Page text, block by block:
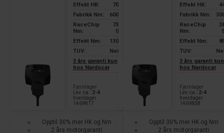
Effekt HK:
70
Fabrikk Nm:
600
RaceChip
Nm:
73
0
Effekt Nm:
130
TUV:
Nei
3 års garanti kun
hos Nardocar
Fjernlager
Lev. ca.:
2-4
hverdager
1469817
Opptil 30% mer HK og Nm
2 års motorgaranti
Effekt HK:
Fabrikk Nm:
RaceChip
Nm:
Effekt Nm:
TUV:
3 års garanti kun
hos Nardocar
Fjernlager
Lev. ca.: 2-4
hverdager
1469858
Opptil 30% mer HK og Nm
2 års motorgaranti